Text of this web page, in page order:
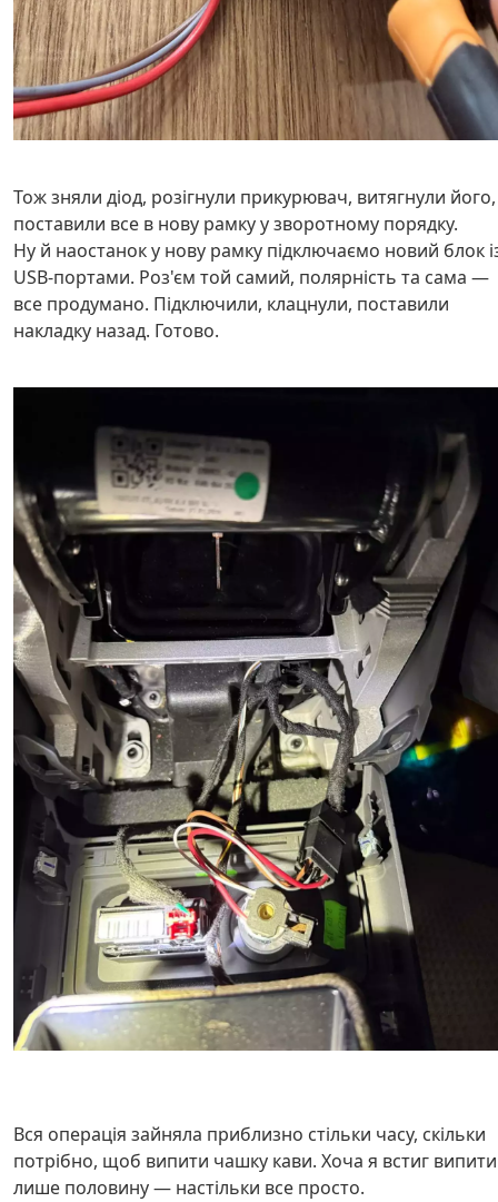
Тож зняли діод, розігнули прикурювач, витягнули його,
поставили все в нову рамку у зворотному порядку.
Ну й наостанок у нову рамку підключаємо новий блок
USB-портами. Роз'єм той самий, полярність та сама —
все продумано. Підключили, клацнули, поставили
накладку назад. Готово.
Вся операція зайняла приблизно стільки часу, скільки
потрібно, щоб випити чашку кави. Хоча я встиг випити
лише половину — настільки все просто.